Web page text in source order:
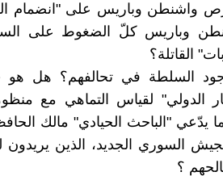
واشنطن وباريس على "انضمام
وباريس كلّ الضغوط على
القاتلة؟
السلطة في تحالفهم؟ هل
الدولي" لقياس التماهي مع
كما يدّعي "الباحث الحيادي" مالك
السوري الجديد، الذين
؟